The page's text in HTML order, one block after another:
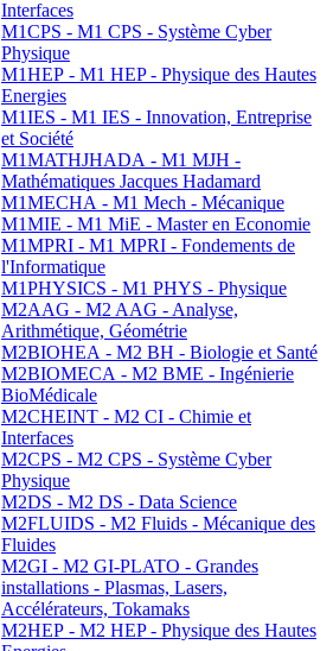
Interfaces
M1CPS - M1 CPS - Système Cyber
Physique
M1HEP - M1 HEP - Physique des Hautes
Energies
M1IES - M1 IES - Innovation, Entreprise
et Société
M1MATHJHADA - M1 MJH -
Mathématiques Jacques Hadamard
M1MECHA - M1 Mech - Mécanique
M1MIE - M1 MiE - Master en Economie
M1MPRI - M1 MPRI - Fondements de
l'Informatique
M1PHYSICS - M1 PHYS - Physique
M2AAG - M2 AAG - Analyse,
Arithmétique, Géométrie
M2BIOHEA - M2 BH - Biologie et Santé
M2BIOMECA - M2 BME - Ingénierie
BioMédicale
M2CHEINT - M2 CI - Chimie et
Interfaces
M2CPS - M2 CPS - Système Cyber
Physique
M2DS - M2 DS - Data Science
M2FLUIDS - M2 Fluids - Mécanique des
Fluides
M2GI - M2 GI-PLATO - Grandes
installations - Plasmas, Lasers,
Accélérateurs, Tokamaks
M2HEP - M2 HEP - Physique des Hautes